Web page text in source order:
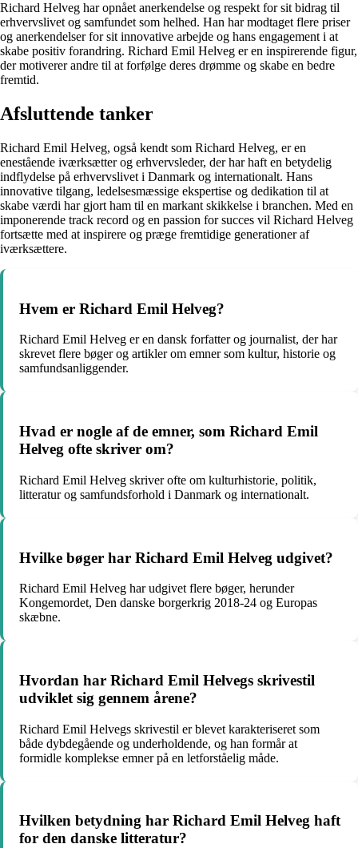
Richard Helveg har opnået anerkendelse og respekt for sit bidrag til
erhvervslivet og samfundet som helhed. Han har modtaget flere priser
og anerkendelser for sit innovative arbejde og hans engagement i at
skabe positiv forandring. Richard Emil Helveg er en inspirerende figur,
der motiverer andre til at forfølge deres drømme og skabe en bedre
fremtid.
Afsluttende tanker
Richard Emil Helveg, også kendt som Richard Helveg, er en
enestående iværksætter og erhvervsleder, der har haft en betydelig
indflydelse på erhvervslivet i Danmark og internationalt. Hans
innovative tilgang, ledelsesmæssige ekspertise og dedikation til at
skabe værdi har gjort ham til en markant skikkelse i branchen. Med en
imponerende track record og en passion for succes vil Richard Helveg
fortsætte med at inspirere og præge fremtidige generationer af
iværksættere.
Hvem er Richard Emil Helveg?
Richard Emil Helveg er en dansk forfatter og journalist, der har
skrevet flere bøger og artikler om emner som kultur, historie og
samfundsanliggender.
Hvad er nogle af de emner, som Richard Emil
Helveg ofte skriver om?
Richard Emil Helveg skriver ofte om kulturhistorie, politik,
litteratur og samfundsforhold i Danmark og internationalt.
Hvilke bøger har Richard Emil Helveg udgivet?
Richard Emil Helveg har udgivet flere bøger, herunder
Kongemordet, Den danske borgerkrig 2018-24 og Europas
skæbne.
Hvordan har Richard Emil Helvegs skrivestil
udviklet sig gennem årene?
Richard Emil Helvegs skrivestil er blevet karakteriseret som
både dybdegående og underholdende, og han formår at
formidle komplekse emner på en letforståelig måde.
Hvilken betydning har Richard Emil Helveg haft
for den danske litteratur?